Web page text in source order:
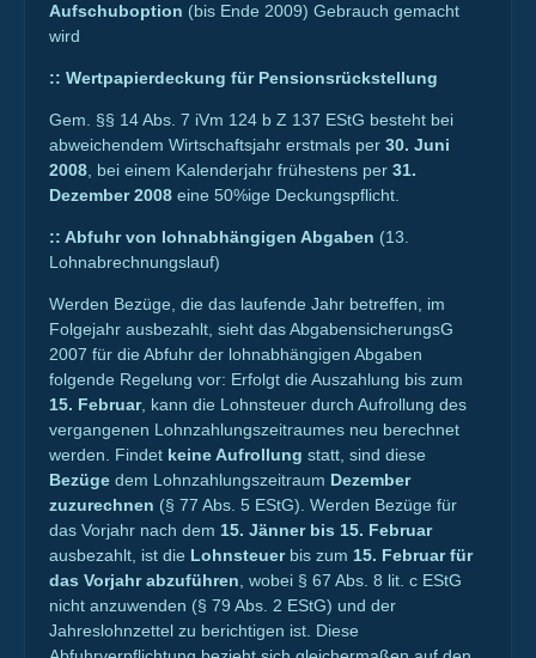
Aufschuboption (bis Ende 2009) Gebrauch gemacht
wird
:: Wertpapierdeckung für Pensionsrückstellung
Gem. §§ 14 Abs. 7 iVm 124 b Z 137 EStG besteht bei
abweichendem Wirtschaftsjahr erstmals per 30. Juni
2008 , bei einem Kalenderjahr frühestens per 31.
Dezember 2008 eine 50%ige Deckungspflicht.
:: Abfuhr von lohnabhängigen Abgaben (13.
Lohnabrechnungslauf)
Werden Bezüge, die das laufende Jahr betreffen, im
Folgejahr ausbezahlt, sieht das AbgabensicherungsG
2007 für die Abfuhr der lohnabhängigen Abgaben
folgende Regelung vor: Erfolgt die Auszahlung bis zum
15. Februar, kann die Lohnsteuer durch Aufrollung des
vergangenen Lohnzahlungszeitraumes neu berechnet
werden. Findet keine Aufrollung statt, sind diese
Bezüge dem Lohnzahlungszeitraum Dezember
zuzurechnen (§ 77 Abs. 5 EStG). Werden Bezüge für
das Vorjahr nach dem 15. Jänner bis 15. Februar
ausbezahlt, ist die Lohnsteuerbis zum 15. Februar für
das Vorjahr abzuführen , wobei § 67 Abs. 8 lit. c EStG
nicht anzuwenden (§ 79 Abs. 2 EStG) und der
Jahreslohnzettel zu berichtigen ist. Diese